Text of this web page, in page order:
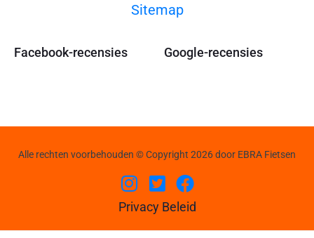
Sitemap
Facebook-recensies Google-recensies
Alle rechten voorbehouden © Copyright 2026 door EBRA Fietsen
Privacy Beleid